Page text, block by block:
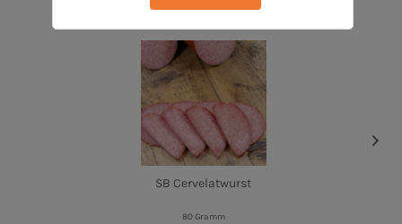
SB Cervelatwurst
80 Gramm